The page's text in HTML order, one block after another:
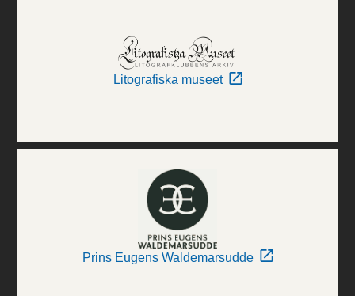
Litografiska museet
Prins Eugens Waldemarsudde